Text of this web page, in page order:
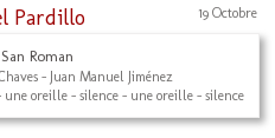
Pardillo 19 Octobre
Roman
- Juan Manuel Jiménez
oreille - silence - une oreille - silence